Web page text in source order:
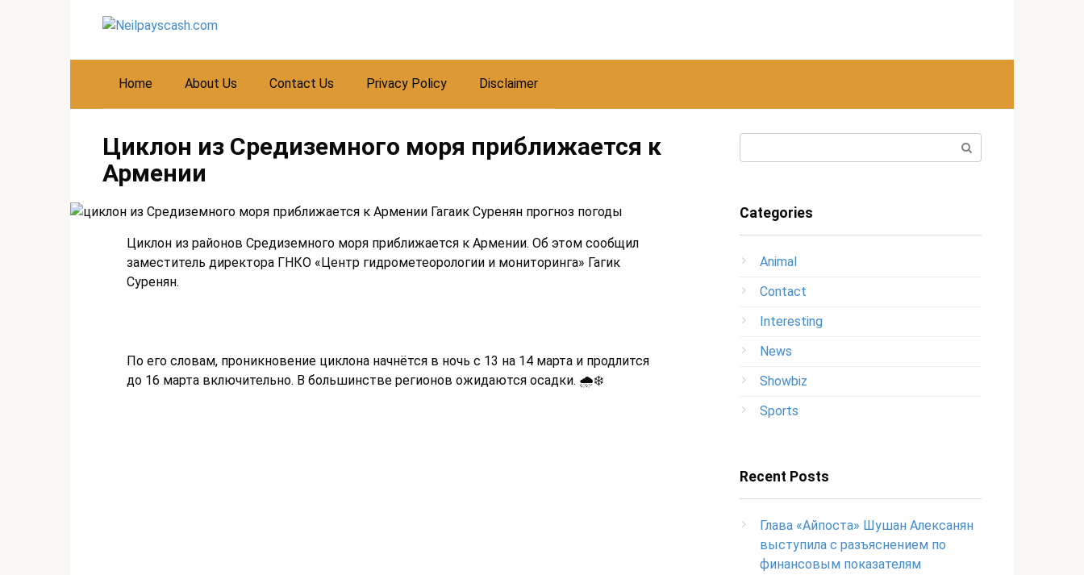
Home About Us Contact Us Privacy Policy Disclaimer
Циклон из Средиземного моря приближается к
Армении
Циклон из районов Средиземного моря приближается к Армении. Об этом сообщил
заместитель директора ГНКО «Центр гидрометеорологии и мониторинга» Гагик
Суренян.
По его словам, проникновение циклона начнётся в ночь с 13 на 14 марта и продлится
до 16 марта включительно. В большинстве регионов ожидаются осадки. 🌧️❄️
Categories
Animal
Contact
Interesting
News
Showbiz
Sports
Recent Posts
Глава «Айпоста» Шушан Алексанян
выступила с разъяснением по
финансовым показателям